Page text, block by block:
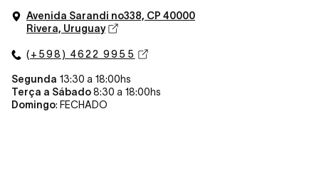
Avenida Sarandi no338, CP 40000
Rivera, Uruguay
(+598) 4622 9955
Segunda 13:30 a 18:00hs
Terça a Sábado8:30 a 18:00hs
Domingo: FECHADO